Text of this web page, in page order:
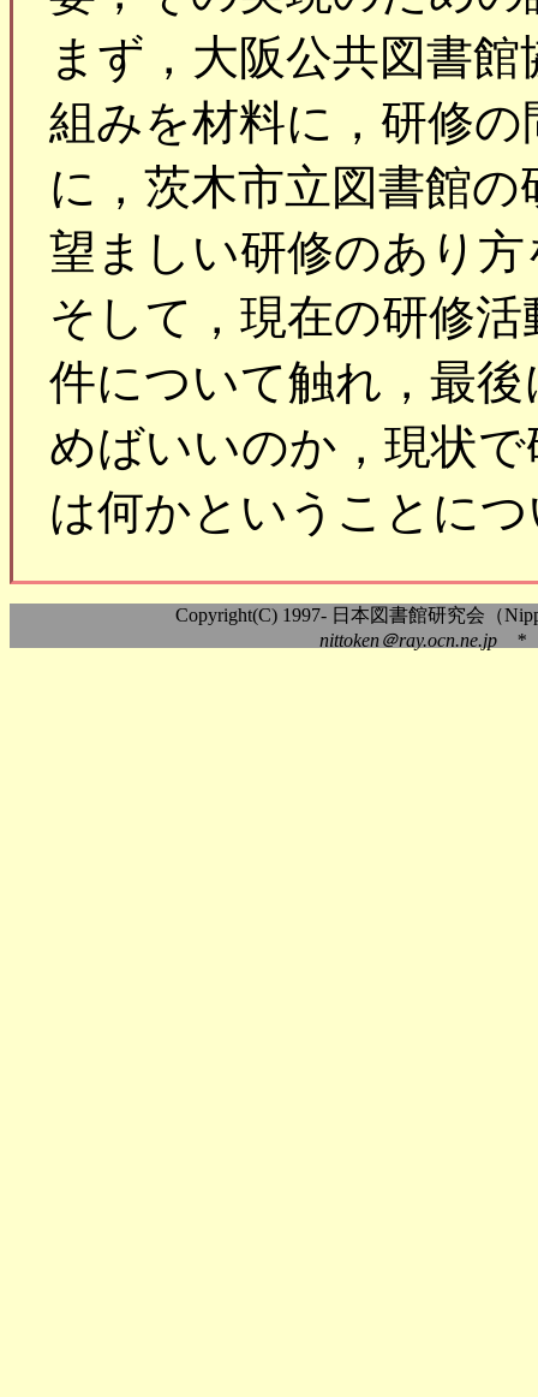
まず，大阪公共図書
組みを材料に，研修
に，茨木市立図書館
望ましい研修のあり
そして，現在の研修
件について触れ，最
めばいいのか，現状
は何かということに
Copyright(C) 1997- 日本図書館研究会（
nittoken＠ray.ocn.ne.jp *